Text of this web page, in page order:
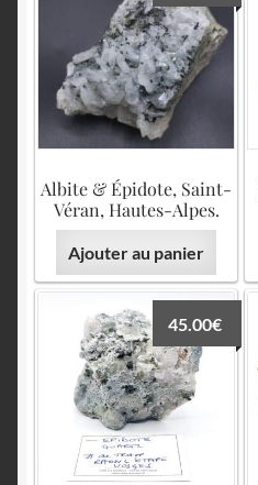
English
Albite & Épidote, Saint-
Véran, Hautes-Alpes.
Ajouter au panier
45.00€